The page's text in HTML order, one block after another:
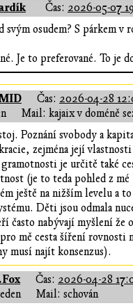
Čas: 2026-05-07
svým osudem? S párkem
Je to preferované. To je
Čas: 2026-04-28
Mail: kajaix v doméně
Poznání svobody a
zejména její
je určitě také
(je to teda pohled z
ještě na nižším levelu a
Děti jsou odmala
často nabývají myšlení
mě cesta šíření rovnosti
musí najít konsenzus).
Čas: 2026-04-28
Mail: schován